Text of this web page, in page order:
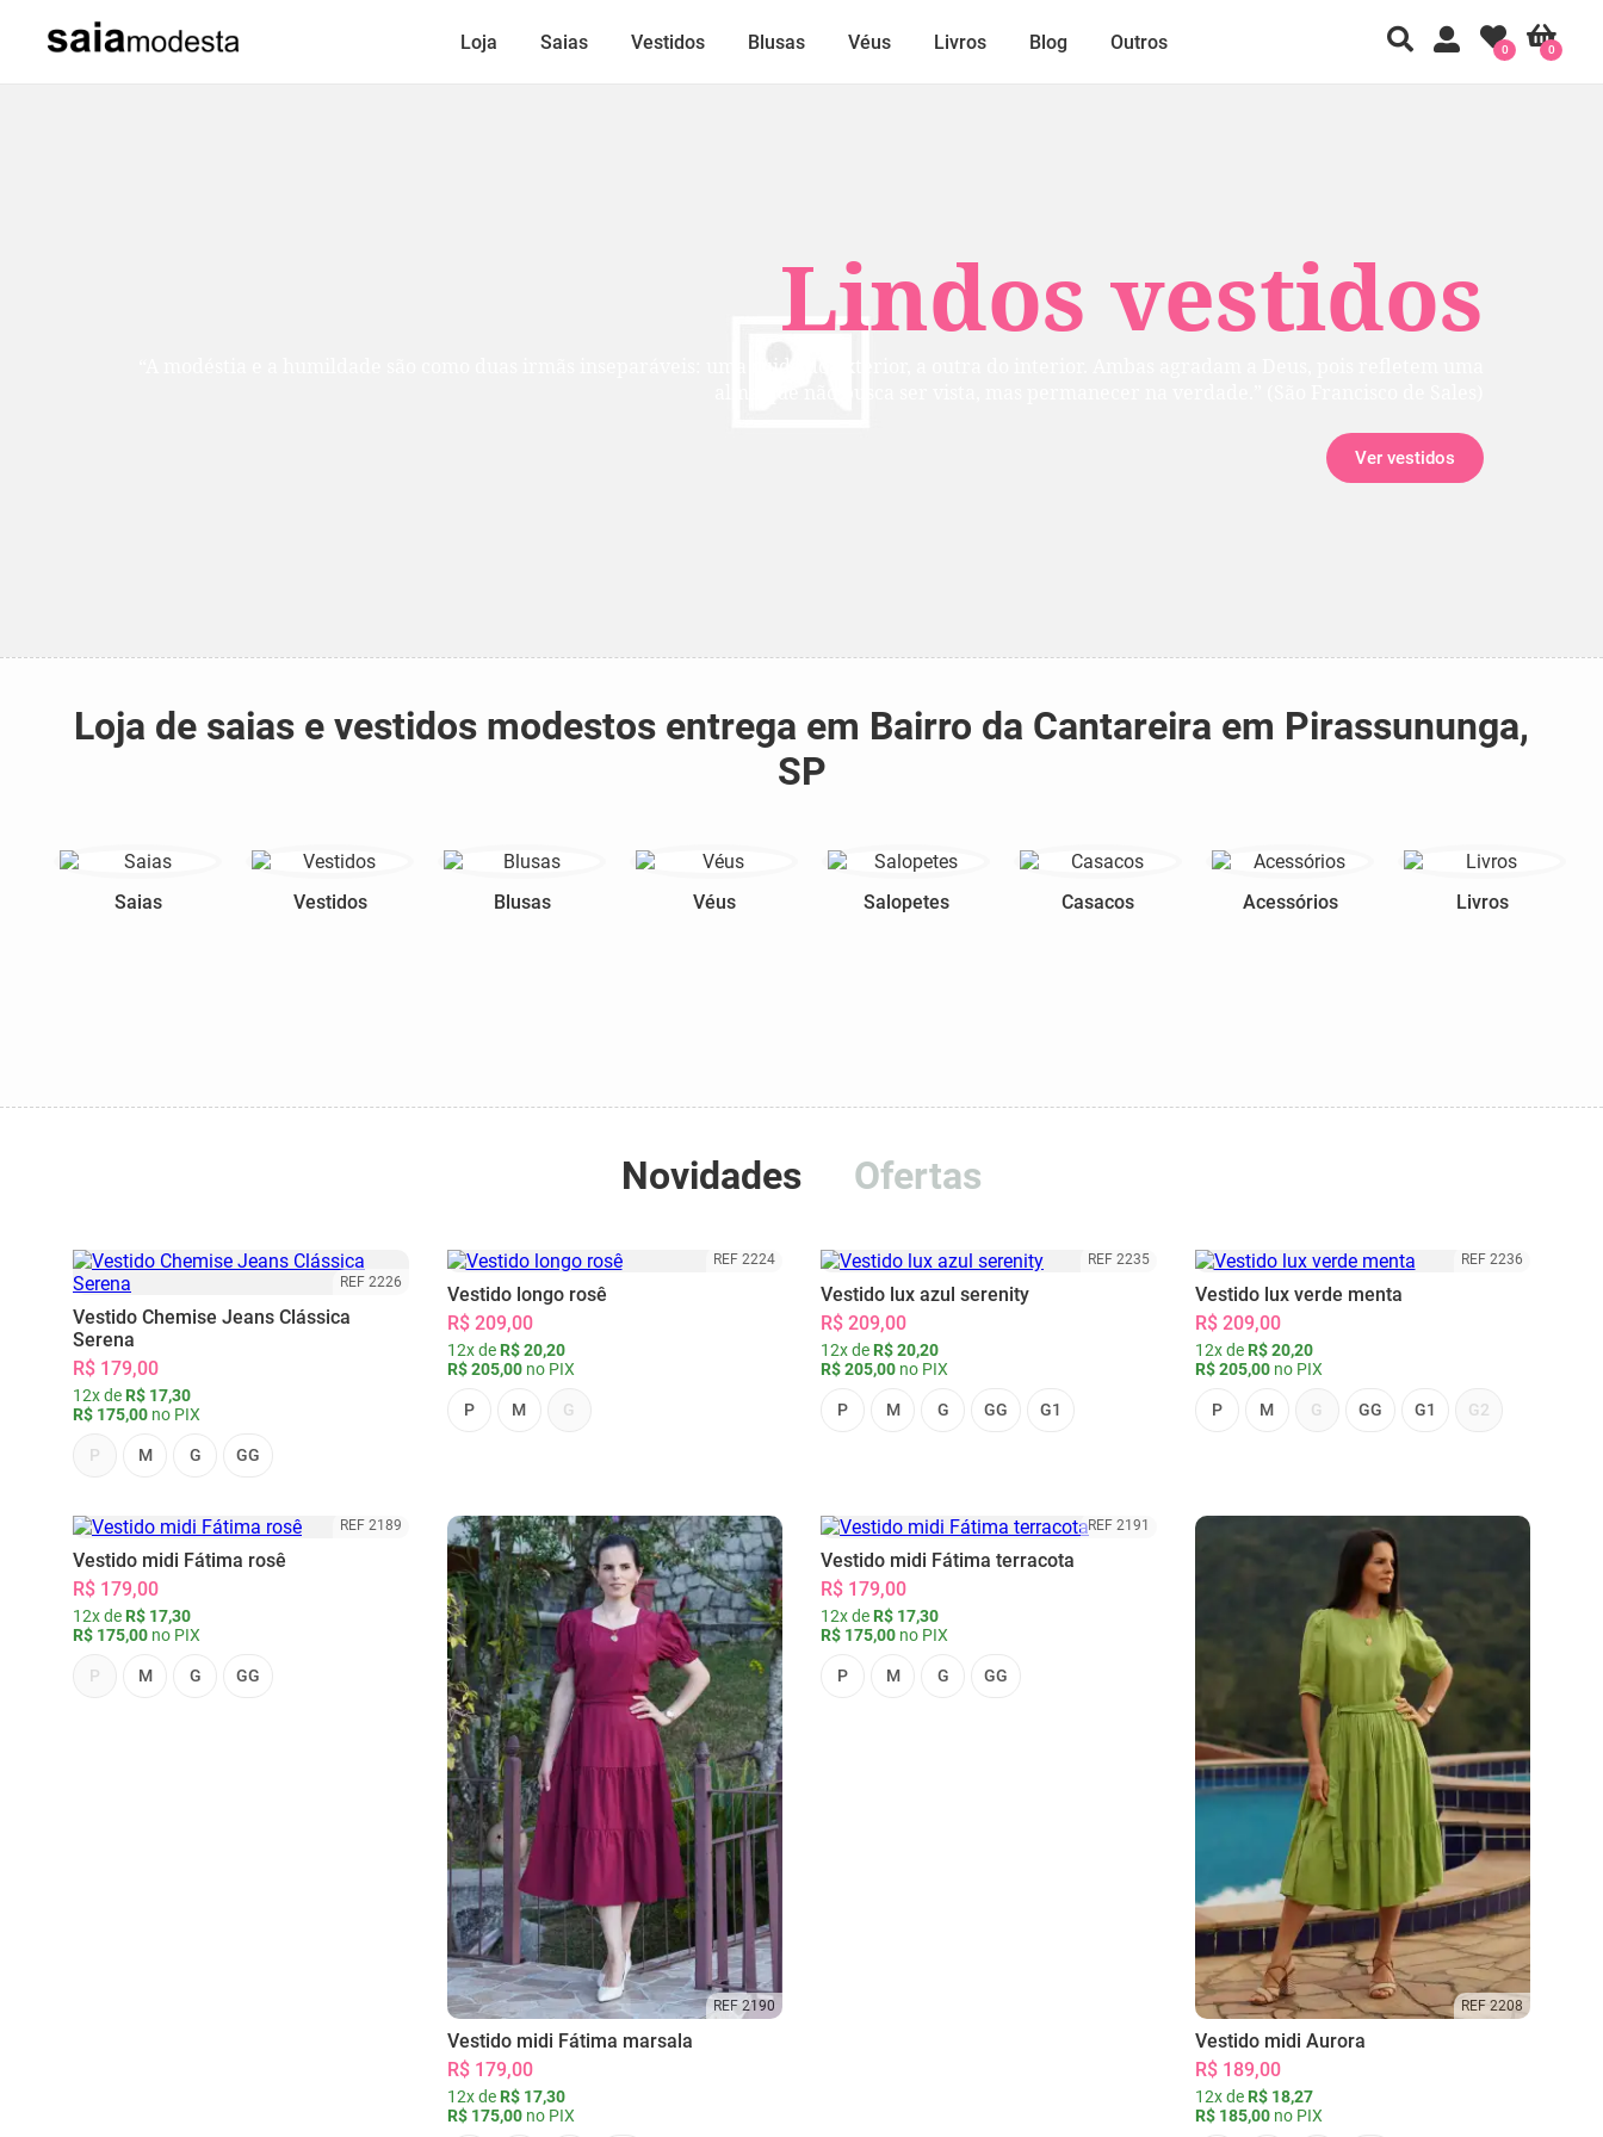
Lindos vestidos
Ver vestidos
Loja Saias Vestidos Blusas Véus Livros Blog Outros 0
0
Loja de saias e vestidos modestos entrega em Bairro da Cantareira em Pirassununga,
SP
Saias Vestidos Blusas Véus Salopetes Casacos Acessórios Livros
Novidades Ofertas
REF 2226
Vestido Chemise Jeans Clássica
Serena
R$ 179,00
12x de R$ 17,30
R$ 175,00 no PIX
P M G GG
REF 2224
Vestido longo rosê
R$ 209,00
12x de R$ 20,20
R$ 205,00no PIX
P M G
REF 2235
Vestido lux azul serenity
R$ 209,00
12x de R$ 20,20
R$ 205,00 no PIX
P M G GG G1
REF 2236
Vestido lux verde menta
R$ 209,00
12x de R$ 20,20
R$ 205,00no PIX
P M G GG G1 G2
REF 2189
Vestido midi Fátima rosê
R$ 179,00
12x de R$ 17,30
R$ 175,00 no PIX
P M G GG
REF 2190
Vestido midi Fátima marsala
R$ 179,00
12x de R$ 17,30
R$ 175,00no PIX
REF 2191
Vestido midi Fátima terracota
R$ 179,00
12x de R$ 17,30
R$ 175,00 no PIX
P M G GG
REF 2208
Vestido midi Aurora
R$ 189,00
12x de R$ 18,27
R$ 185,00no PIX